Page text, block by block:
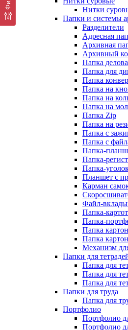
Нитки
Папки и системы
Разделители
Адресная
Архивная
Архивный
Папка
Папка для
Папка
Папка на
Папка на
Папка на
Папка Zip
Папка на
Папка с
Папка с
Папка-
Папка-
Папка-
Планшет с
Карман
Файл-
Папка-
Папка-
Папка
Папка
Механизм
Папки для
Папка для
Папка для
Папка для
Папки для труда
Папка для
Портфолио
Портфолио
Портфолио